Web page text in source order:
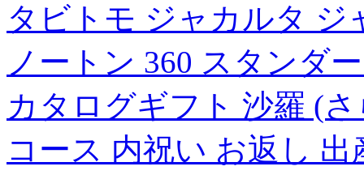
タビトモ ジャカルタ ジ
ノートン 360 スタンダ
カタログギフト 沙羅 (
コース 内祝い お返し